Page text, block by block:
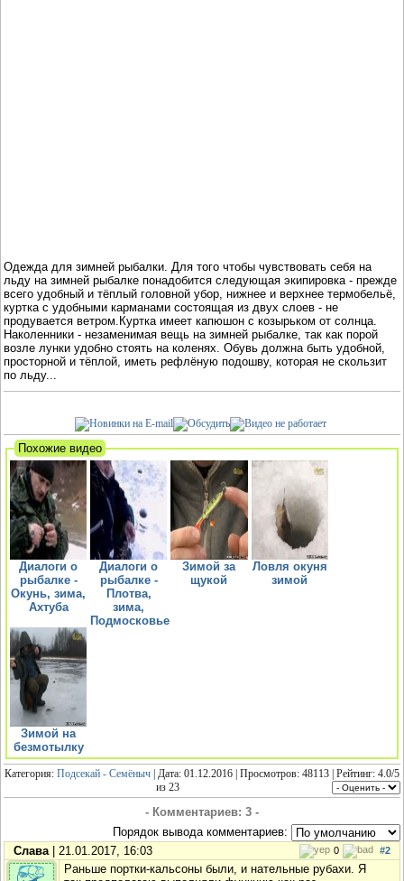
Одежда для зимней рыбалки. Для того чтобы чувствовать себя на
льду на зимней рыбалке понадобится следующая экипировка - прежде
всего удобный и тёплый головной убор, нижнее и верхнее термобельё,
куртка с удобными карманами состоящая из двух слоев - не
продувается ветром.Куртка имеет капюшон с козырьком от солнца.
Наколенники - незаменимая вещь на зимней рыбалке, так как порой
возле лунки удобно стоять на коленях. Обувь должна быть удобной,
просторной и тёплой, иметь рефлёную подошву, которая не скользит
по льду...
Похожие видео
Диалоги о
рыбалке -
Окунь, зима,
Ахтуба
Диалоги о
рыбалке -
Плотва,
зима,
Подмосковье
Зимой за
щукой
Ловля окуня
зимой
Зимой на
безмотылку
Категория: Подсекай - Семёныч | Дата: 01.12.2016 | Просмотров: 48113 | Рейтинг: 4.0/5
из 23
- Комментариев: 3 -
Порядок вывода комментариев:
Слава| 21.01.2017, 16:03 0 #2
Раньше портки-кальсоны были, и нательные рубахи. Я